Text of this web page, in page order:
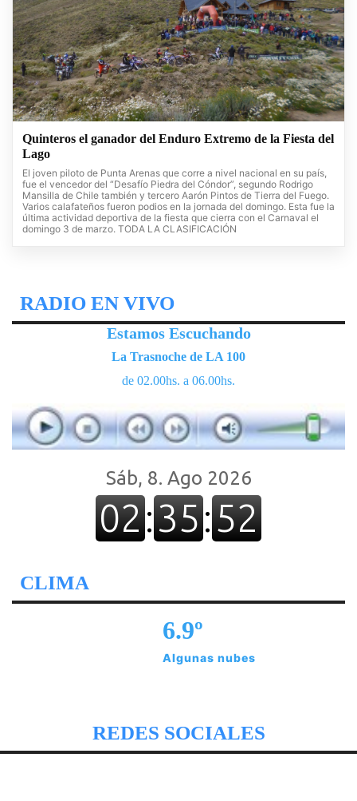
Quinteros el ganador del Enduro Extremo de la Fiesta del
Lago
El joven piloto de Punta Arenas que corre a nivel nacional en su país,
fue el vencedor del “Desafío Piedra del Cóndor”, segundo Rodrigo
Mansilla de Chile también y tercero Aarón Pintos de Tierra del Fuego.
Varios calafateños fueron podios en la jornada del domingo. Esta fue la
última actividad deportiva de la fiesta que cierra con el Carnaval el
domingo 3 de marzo. TODA LA CLASIFICACIÓN
RADIO EN VIVO
Estamos Escuchando
La Trasnoche de LA 100
de 02.00hs. a 06.00hs.
CLIMA
6.9º
Algunas nubes
REDES SOCIALES